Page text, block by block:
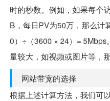
时的秒数。例如，如果每个
B，每日PV为50万，那么计
0）÷（3600 × 24）=
量较大，如视频或图片等，
网站带宽的选择
根据上述计算方法，我们可